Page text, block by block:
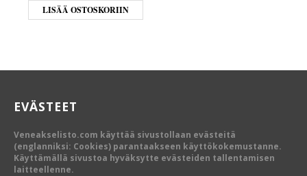
LISÄÄ OSTOSKORIIN
EVÄSTEET
Veneakselisto.com käyttää sivustollaan evästeitä
(englanniksi: Cookies) parantaakseen käyttökokemustanne.
Käyttämällä sivustoa hyväksytte evästeiden tallentamisen
laitteellenne.